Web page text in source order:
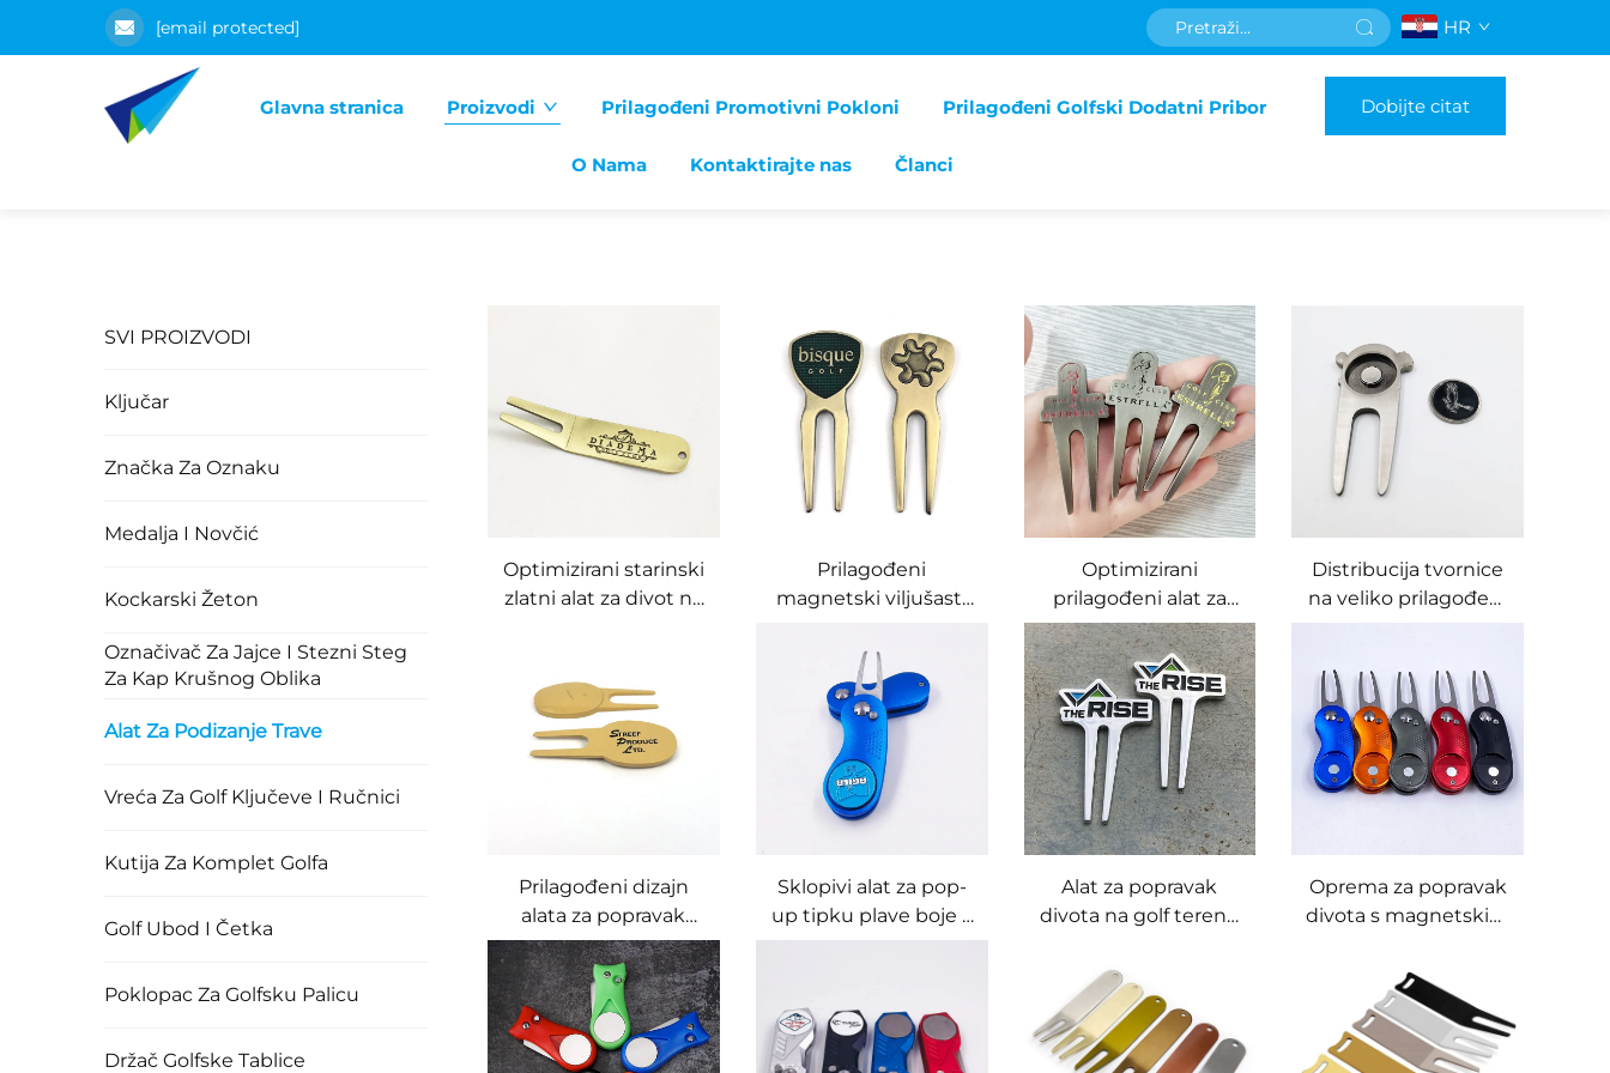
[email protected] HR
Glavna stranica Proizvodi Prilagođeni Promotivni Pokloni Prilagođeni Golfski Dodatni Pribor
O Nama Kontaktirajte nas Članci
Dobijte citat
SVI PROIZVODI
Ključar
Značka Za Oznaku
Medalja I Novčić
Kockarski Žeton
Označivač Za Jajce I Stezni Steg
Za Kap Krušnog Oblika
Alat Za Podizanje Trave
Vreća Za Golf Ključeve I Ručnici
Kutija Za Komplet Golfa
Golf Ubod I Četka
Poklopac Za Golfsku Palicu
Držač Golfske Tablice
Optimizirani starinski
zlatni alat za divot na
metala s
personaliziranim
logotipom, alat za
popravak divota na
Prilagođeni
magnetski viljušasti
divota na golfu, protiv
olova, s obilježivačem
lopte
Optimizirani
prilagođeni alat za
popravak divota na
golfu s obilježivačem
lopte s kovanim
rubom, prilagođeni
personalizirani
logotip, alat za divot
od slitine cinka
Distribucija tvornice
na veliko prilagođeni
antički nikl
popravak divota za
golf s
personaliziranim
logotipom metalna
oznaka za lopticu
Prilagođeni dizajn
alata za popravak
divota od metala u
boji krumpira s
ispupčenim
logotipom
Sklopivi alat za pop-
up tipku plave boje s
metalnom oznakom
Alat za popravak
divota na golf terenu
cink legure s
prilagođenim
logotipom, sjajni
srebrni, viljuškasta
Oprema za popravak
divota s magnetskim
golfske štapove /
vilice s markerom za
loptu